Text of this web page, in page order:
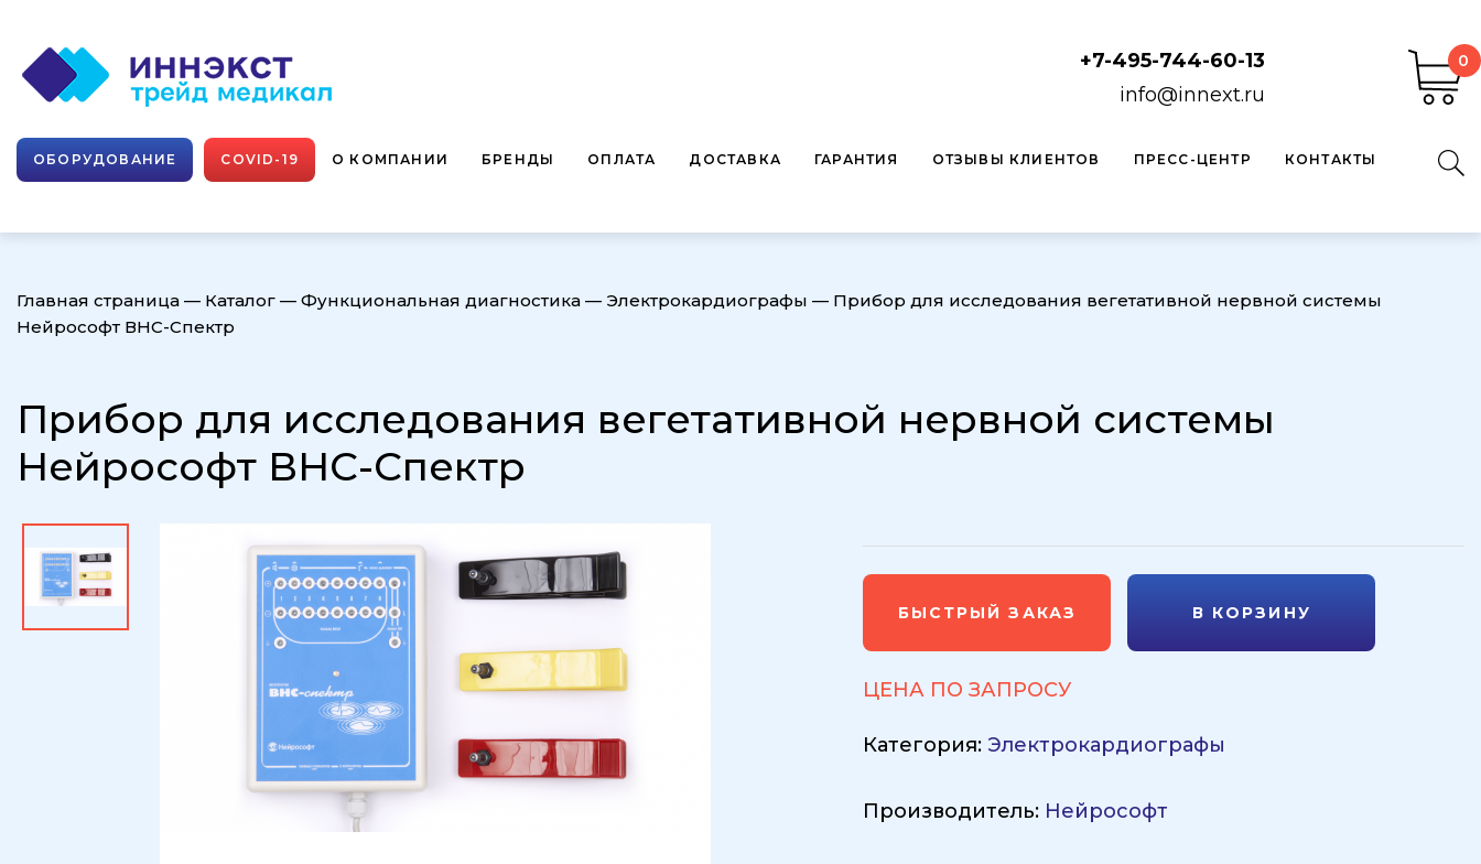
+7-495-744-60-13
info@innext.ru
0
ОБОРУДОВАНИЕ COVID-19 О КОМПАНИИ БРЕНДЫ ОПЛАТА ДОСТАВКА ГАРАНТИЯ ОТЗЫВЫ КЛИЕНТОВ ПРЕСС-ЦЕНТР КОНТАКТЫ
Главная страница — Каталог — Функциональная диагностика — Электрокардиографы — Прибор для исследования вегетативной нервной системы
Нейрософт ВНС-Спектр
Прибор для исследования вегетативной нервной системы
Нейрософт ВНС-Спектр
БЫСТРЫЙ ЗАКАЗ В КОРЗИНУ
ЦЕНА ПО ЗАПРОСУ
Категория: Электрокардиографы
Производитель: Нейрософт